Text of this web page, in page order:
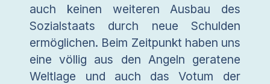
auch keinen weiteren Ausbau des
Sozialstaats durch neue Schulden
ermöglichen. Beim Zeitpunkt haben uns
eine völlig aus den Angeln geratene
Weltlage und auch das Votum der